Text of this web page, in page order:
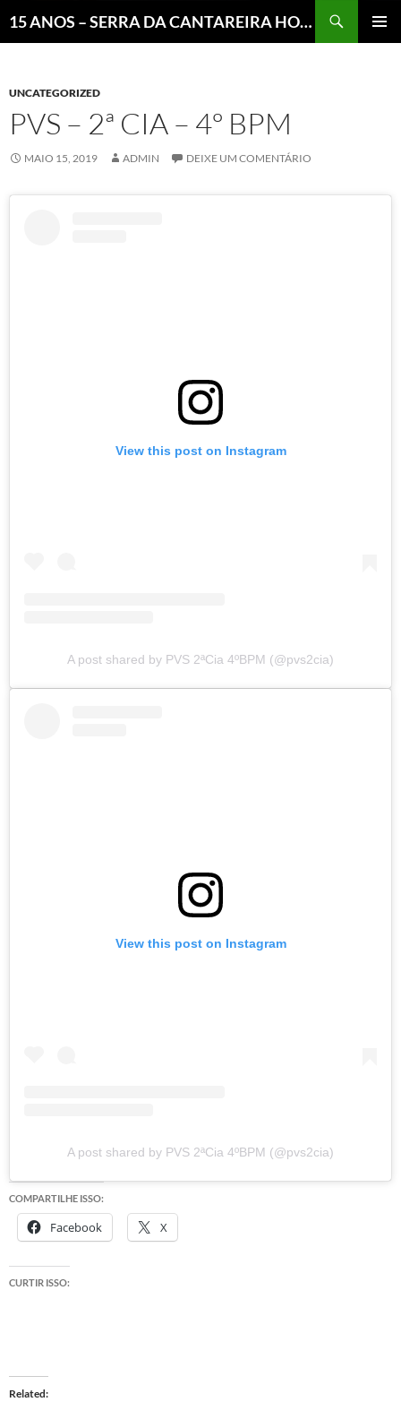
15 ANOS – SERRA DA CANTAREIRA HOJE E COTIDIANO DO BRASIL E DO MUNDO
UNCATEGORIZED
PVS – 2ª CIA – 4º BPM
MAIO 15, 2019 ADMIN DEIXE UM COMENTÁRIO
View this post on Instagram
A post shared by PVS 2ªCia 4ºBPM (@pvs2cia)
View this post on Instagram
A post shared by PVS 2ªCia 4ºBPM (@pvs2cia)
COMPARTILHE ISSO:
Facebook X
CURTIR ISSO:
Related